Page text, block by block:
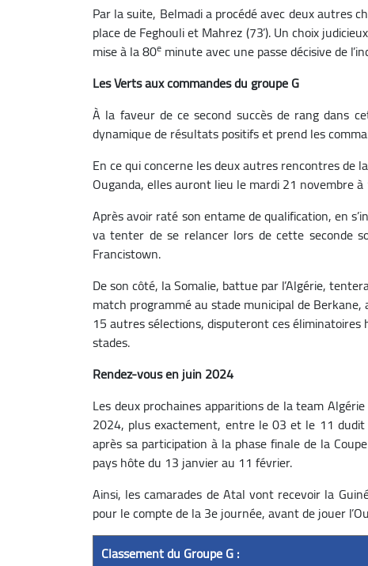
Par la suite, Belmadi a procédé avec deux autres
place de Feghouli et Mahrez (73’). Un choix
mise à la 80e minute avec une passe décisive de
Les Verts aux commandes du groupe G
À la faveur de ce second succès de rang dans
dynamique de résultats positifs et prend les
En ce qui concerne les deux autres rencontres de
Ouganda, elles auront lieu le mardi 21 novembre
Après avoir raté son entame de qualification, en
va tenter de se relancer lors de cette seconde
Francistown.
De son côté, la Somalie, battue par l’Algérie,
match programmé au stade municipal de
15 autres sélections, disputeront ces
stades.
Rendez-vous en juin 2024
Les deux prochaines apparitions de la team
2024, plus exactement, entre le 03 et le 11
après sa participation à la phase finale de la
pays hôte du 13 janvier au 11 février.
Ainsi, les camarades de Atal vont recevoir la
pour le compte de la 3e journée, avant de jouer
Classement du Groupe G :